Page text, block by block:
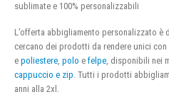
sublimate e 100% personalizzabili
L’offerta abbigliamento personalizzato
cercano dei prodotti da rendere unici
e poliestere, polo e felpe, disponibili nei
cappuccio e zip. Tutti i prodotti
anni alla 2xl.